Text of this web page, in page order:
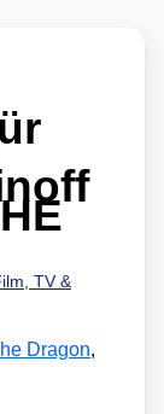
TV &
Dragon,